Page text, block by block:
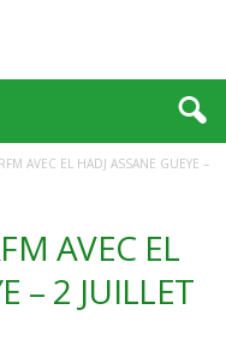
AVEC EL HADJ ASSANE GUEYE –
AVEC EL
– 2 JUILLET